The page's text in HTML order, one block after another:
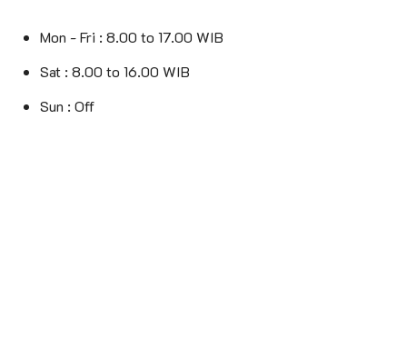
Mon - Fri : 8.00 to 17.00 WIB
Sat : 8.00 to 16.00 WIB
Sun : Off